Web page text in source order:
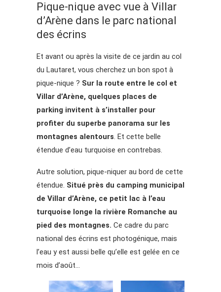
Pique-nique avec vue à Villar
d’Arène dans le parc national
des écrins
Et avant ou après la visite de ce jardin au col
du Lautaret, vous cherchez un bon spot à
pique-nique ? Sur la route entre le col et
Villar d’Arène, quelques places de
parking invitent à s’installer pour
profiter du superbe panorama sur les
montagnes alentours. Et cette belle
étendue d’eau turquoise en contrebas.
Autre solution, pique-niquer au bord de cette
étendue. Situé près du camping municipal
de Villar d’Arène, ce petit lac à l’eau
turquoise longe la rivière Romanche au
pied des montagnes. Ce cadre du parc
national des écrins est photogénique, mais
l’eau y est aussi belle qu’elle est gelée en ce
mois d’août…